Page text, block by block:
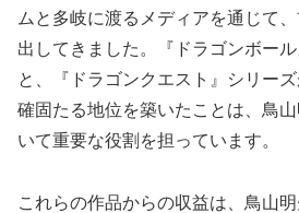
ムと多岐に渡るメディアを通じて
出してきました。『ドラゴンボー
と、『ドラゴンクエスト』シリー
確固たる地位を築いたことは、鳥
いて重要な役割を担っています。
これらの作品からの収益は、鳥山